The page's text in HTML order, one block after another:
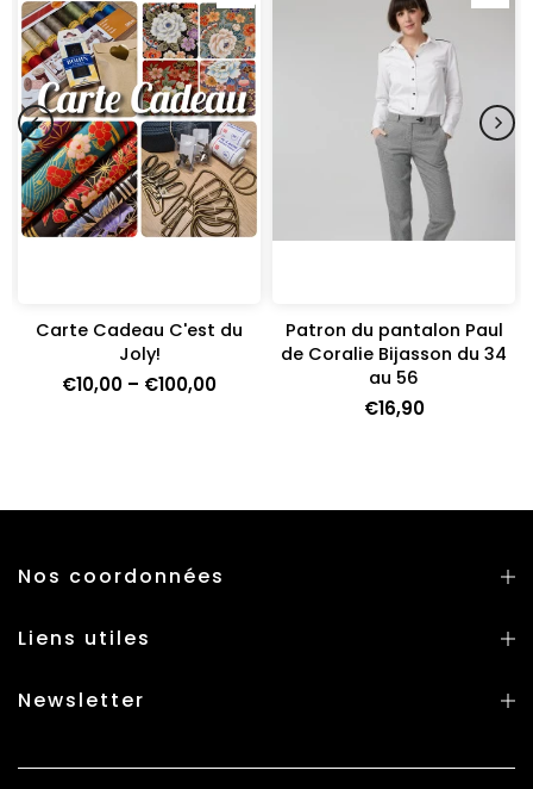
Carte Cadeau C'est du
Joly!
€10,00 – €100,00
Patron du pantalon Paul
de Coralie Bijasson du 34
au 56
€16,90
Nos coordonnées
Liens utiles
Newsletter